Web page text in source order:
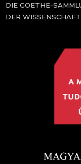
DIE GOETHE-
DER